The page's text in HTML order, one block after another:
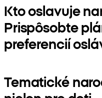
Kto oslavuje
Prispôsobte
preferencií
Tematické